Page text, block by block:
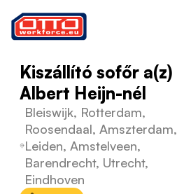
Kiszállító sofőr a(z)
Albert Heijn-nél
Bleiswijk, Rotterdam,
Roosendaal, Amszterdam,
Leiden, Amstelveen,
Barendrecht, Utrecht,
Eindhoven